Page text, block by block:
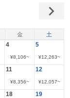
金 土
4
¥8,106~
5
¥12,263~
11
¥8,356~
12
¥12,057~
18 19